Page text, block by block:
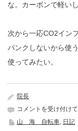
な。カーボンで軽いし
次から一応CO2イン
パンクしないから使
使ってみたい。
院長
宗
像
コメントを受け付け
山 海 自転車, 日記